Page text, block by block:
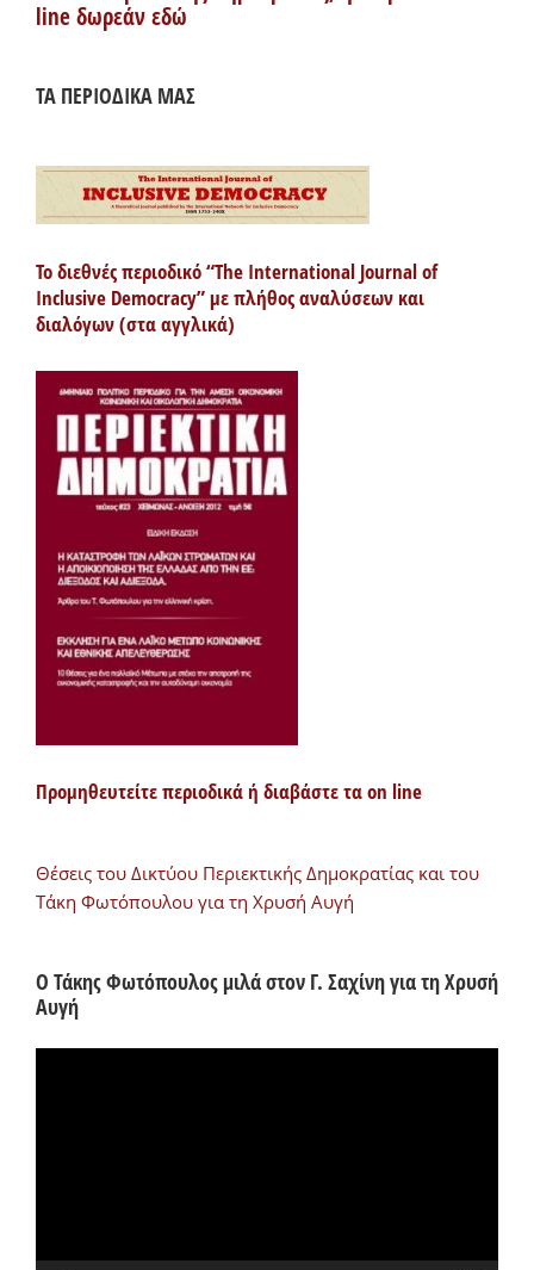
line δωρεάν εδώ
ΤΑ ΠΕΡΙΟΔΙΚΑ ΜΑΣ
Το διεθνές περιοδικό “The International Journal of
Inclusive Democracy” με πλήθος αναλύσεων και
διαλόγων (στα αγγλικά)
Προμηθευτείτε περιοδικά ή διαβάστε τα on line
Θέσεις του Δικτύου Περιεκτικής Δημοκρατίας και του
Τάκη Φωτόπουλου για τη Χρυσή Αυγή
Ο Τάκης Φωτόπουλος μιλά στον Γ. Σαχίνη για τη Χρυσή
Αυγή